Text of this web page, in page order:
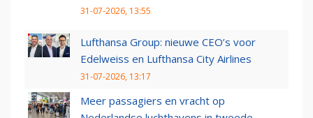
31-07-2026, 13:55
Lufthansa Group: nieuwe CEO’s voor
Edelweiss en Lufthansa City Airlines
31-07-2026, 13:17
Meer passagiers en vracht op